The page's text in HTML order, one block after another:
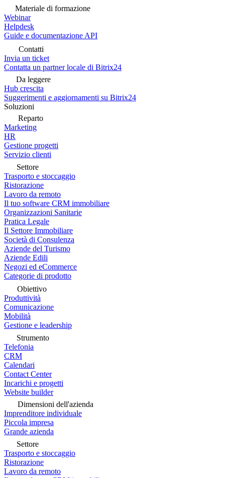
Materiale di formazione
Webinar
Helpdesk
Guide e documentazione API
Contatti
Invia un ticket
Contatta un partner locale di Bitrix24
Da leggere
Hub crescita
Suggerimenti e aggiornamenti su Bitrix24
Soluzioni
Reparto
Marketing
HR
Gestione progetti
Servizio clienti
Settore
Trasporto e stoccaggio
Ristorazione
Lavoro da remoto
Il tuo software CRM immobiliare
Organizzazioni Sanitarie
Pratica Legale
Il Settore Immobiliare
Società di Consulenza
Aziende del Turismo
Aziende Edili
Negozi ed eCommerce
Categorie di prodotto
Obiettivo
Produttività
Comunicazione
Mobilità
Gestione e leadership
Strumento
Telefonia
CRM
Calendari
Contact Center
Incarichi e progetti
Website builder
Dimensioni dell'azienda
Imprenditore individuale
Piccola impresa
Grande azienda
Settore
Trasporto e stoccaggio
Ristorazione
Lavoro da remoto